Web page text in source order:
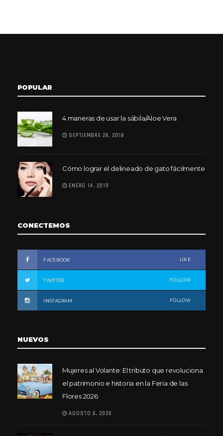
POPULAR
4 maneras de usar la sábila/Aloe Vera
SEPTIEMBRE 26, 2018
Cómo lograr el delineado de gato fácilmente
ENERO 14, 2019
CONECTEMOS
FACEBOOK LIKE
TWITTER FOLLOW
INSTAGRAM FOLLOW
NUEVOS
Mujeres al Volante: El tributo que revoluciona
el patrimonio e historia en la Feria de las
Flores 2026
AGOSTO 6, 2026